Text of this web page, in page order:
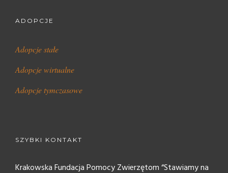
ADOPCJE
Adopcje stałe
Adopcje wirtualne
Adopcje tymczasowe
SZYBKI KONTAKT
Krakowska Fundacja Pomocy Zwierzętom “Stawiamy na